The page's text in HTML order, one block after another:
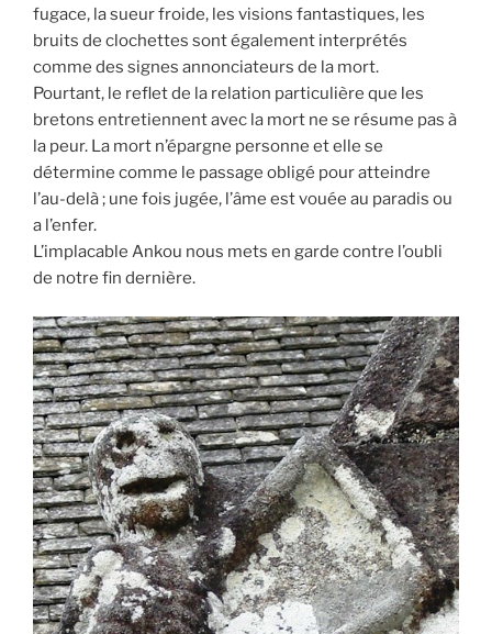
fugace, la sueur froide, les visions fantastiques, les
bruits de clochettes sont également interprétés
comme des signes annonciateurs de la mort.
Pourtant, le reflet de la relation particulière que les
bretons entretiennent avec la mort ne se résume pas à
la peur. La mort n’épargne personne et elle se
détermine comme le passage obligé pour atteindre
l’au-delà ; une fois jugée, l’âme est vouée au paradis ou
a l’enfer.
L’implacable Ankou nous mets en garde contre l’oubli
de notre fin dernière.